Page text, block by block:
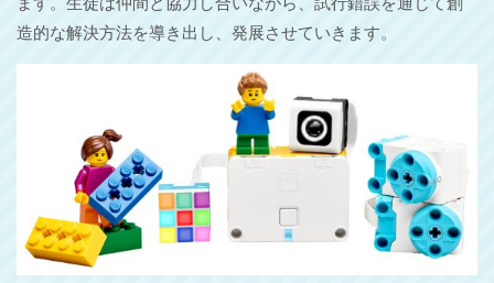
造的な解決方法を導き出し、発展させていきます。